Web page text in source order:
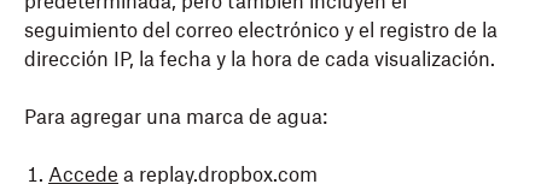
seguimiento del correo electrónico y el registro de la
dirección IP, la fecha y la hora de cada visualización.
Para agregar una marca de agua:
Accede a replay.dropbox.com